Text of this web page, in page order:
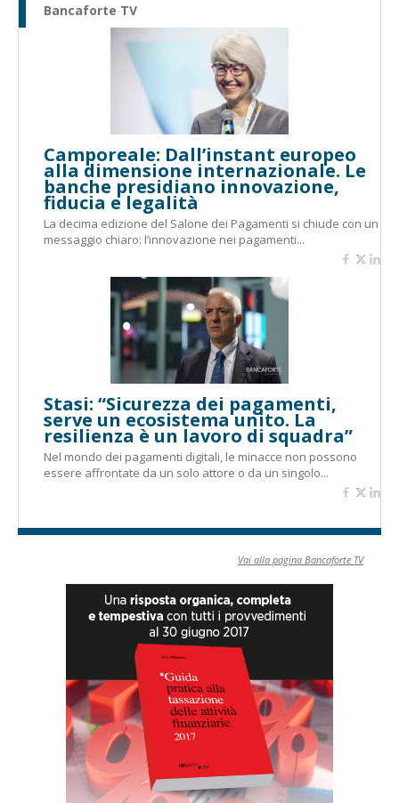
Bancaforte TV
Camporeale: Dall’instant europeo
alla dimensione internazionale. Le
banche presidiano innovazione,
fiducia e legalità
La decima edizione del Salone dei Pagamenti si chiude con un
messaggio chiaro: l’innovazione nei pagamenti...
Stasi: “Sicurezza dei pagamenti,
serve un ecosistema unito. La
resilienza è un lavoro di squadra”
Nel mondo dei pagamenti digitali, le minacce non possono
essere affrontate da un solo attore o da un singolo...
Vai alla pagina Bancaforte TV